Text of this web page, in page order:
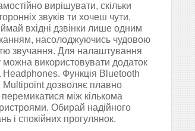
вирішувати, скільки
звуків ти хочеш чути.
вхідні дзвінки лише одним
насолоджуючись чудовою
звучання. Для налаштування
можна використовувати додаток
Headphones. Функція Bluetooth
Multipoint дозволяє плавно
перемикатися між кількома
Обирай надійного
і спокійних прогулянок.